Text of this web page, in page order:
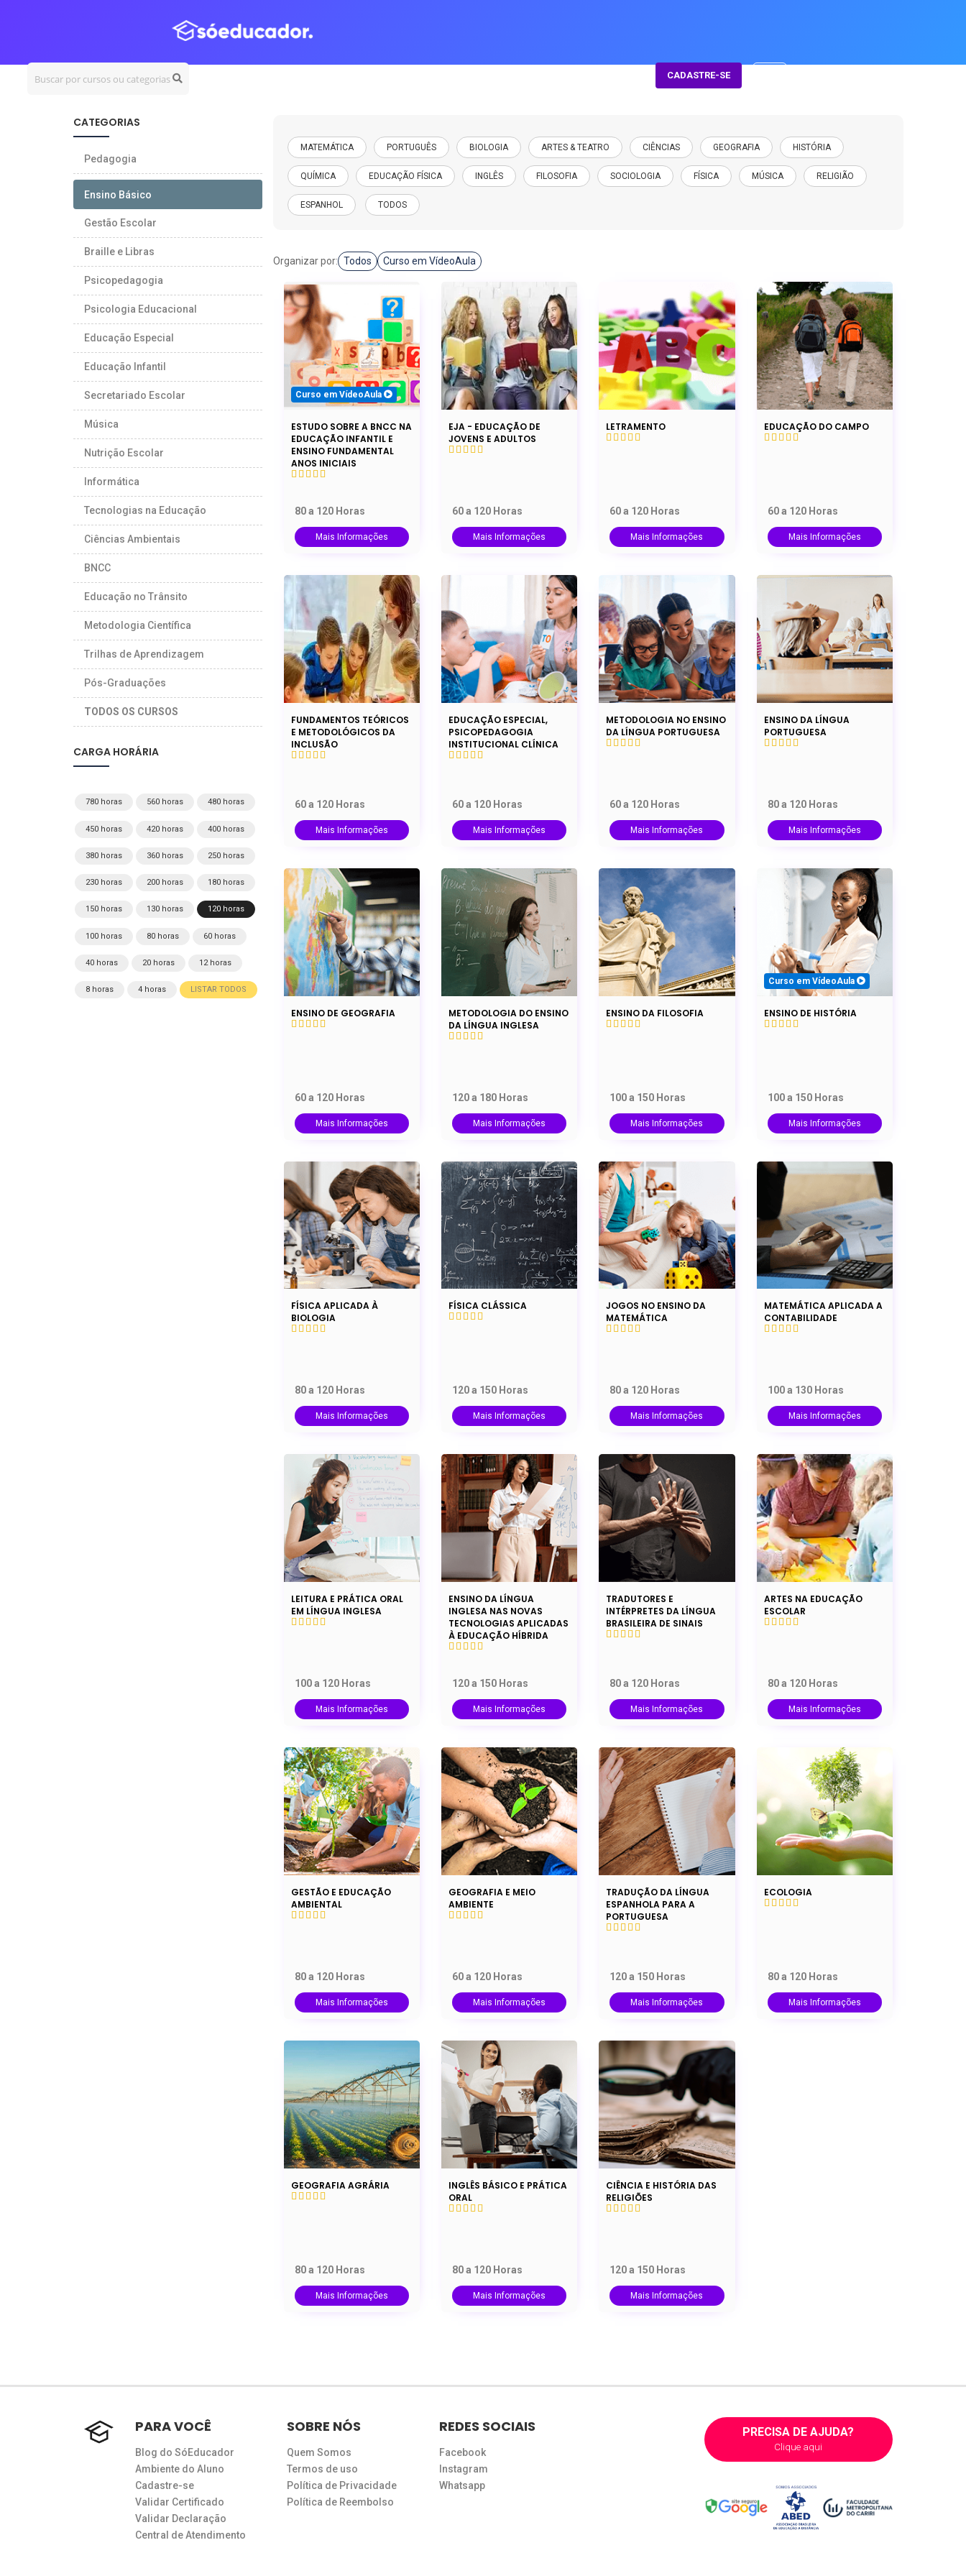
CADASTRE-SE
MATEMÁTICA PORTUGUÊS BIOLOGIA ARTES & TEATRO CIÊNCIAS GEOGRAFIA HISTÓRIA
QUÍMICA EDUCAÇÃO FÍSICA INGLÊS FILOSOFIA SOCIOLOGIA FÍSICA MÚSICA RELIGIÃO
ESPANHOL TODOS
Organizar por: Todos Curso em VídeoAula
Curso em VídeoAula
ESTUDO SOBRE A BNCC NA
EDUCAÇÃO INFANTIL E
ENSINO FUNDAMENTAL
ANOS INICIAIS
80 a 120 Horas
Mais Informações
EJA - EDUCAÇÃO DE
JOVENS E ADULTOS
60 a 120 Horas
Mais Informações
LETRAMENTO
60 a 120 Horas
Mais Informações
EDUCAÇÃO DO CAMPO
60 a 120 Horas
Mais Informações
FUNDAMENTOS TEÓRICOS
E METODOLÓGICOS DA
INCLUSÃO
60 a 120 Horas
Mais Informações
EDUCAÇÃO ESPECIAL,
PSICOPEDAGOGIA
INSTITUCIONAL CLÍNICA
60 a 120 Horas
Mais Informações
METODOLOGIA NO ENSINO
DA LÍNGUA PORTUGUESA
60 a 120 Horas
Mais Informações
ENSINO DA LÍNGUA
PORTUGUESA
80 a 120 Horas
Mais Informações
ENSINO DE GEOGRAFIA
60 a 120 Horas
Mais Informações
METODOLOGIA DO ENSINO
DA LÍNGUA INGLESA
120 a 180 Horas
Mais Informações
ENSINO DA FILOSOFIA
100 a 150 Horas
Mais Informações
Curso em VídeoAula
ENSINO DE HISTÓRIA
100 a 150 Horas
Mais Informações
FÍSICA APLICADA À
BIOLOGIA
80 a 120 Horas
Mais Informações
FÍSICA CLÁSSICA
120 a 150 Horas
Mais Informações
JOGOS NO ENSINO DA
MATEMÁTICA
80 a 120 Horas
Mais Informações
MATEMÁTICA APLICADA A
CONTABILIDADE
100 a 130 Horas
Mais Informações
LEITURA E PRÁTICA ORAL
EM LÍNGUA INGLESA
100 a 120 Horas
Mais Informações
ENSINO DA LÍNGUA
INGLESA NAS NOVAS
TECNOLOGIAS APLICADAS
À EDUCAÇÃO HÍBRIDA
120 a 150 Horas
Mais Informações
TRADUTORES E
INTÉRPRETES DA LÍNGUA
BRASILEIRA DE SINAIS
80 a 120 Horas
Mais Informações
ARTES NA EDUCAÇÃO
ESCOLAR
80 a 120 Horas
Mais Informações
GESTÃO E EDUCAÇÃO
AMBIENTAL
80 a 120 Horas
Mais Informações
GEOGRAFIA E MEIO
AMBIENTE
60 a 120 Horas
Mais Informações
TRADUÇÃO DA LÍNGUA
ESPANHOLA PARA A
PORTUGUESA
120 a 150 Horas
Mais Informações
ECOLOGIA
80 a 120 Horas
Mais Informações
GEOGRAFIA AGRÁRIA
80 a 120 Horas
Mais Informações
INGLÊS BÁSICO E PRÁTICA
ORAL
80 a 120 Horas
Mais Informações
CIÊNCIA E HISTÓRIA DAS
RELIGIÕES
120 a 150 Horas
Mais Informações
CATEGORIAS
Pedagogia
Ensino Básico
Gestão Escolar
Braille e Libras
Psicopedagogia
Psicologia Educacional
Educação Especial
Educação Infantil
Secretariado Escolar
Música
Nutrição Escolar
Informática
Tecnologias na Educação
Ciências Ambientais
BNCC
Educação no Trânsito
Metodologia Científica
Trilhas de Aprendizagem
Pós-Graduações
TODOS OS CURSOS
CARGA HORÁRIA
780 horas 560 horas 480 horas
450 horas 420 horas 400 horas
380 horas 360 horas 250 horas
230 horas 200 horas 180 horas
150 horas 130 horas 120 horas
100 horas 80 horas 60 horas
40 horas 20 horas 12 horas
8 horas 4 horas LISTAR TODOS
PARA VOCÊ
Blog do SóEducador
Ambiente do Aluno
Cadastre-se
Validar Certificado
Validar Declaração
Central de Atendimento
SOBRE NÓS
Quem Somos
Termos de uso
Política de Privacidade
Política de Reembolso
REDES SOCIAIS
Facebook
Instagram
Whatsapp
PRECISA DE AJUDA?
Clique aqui